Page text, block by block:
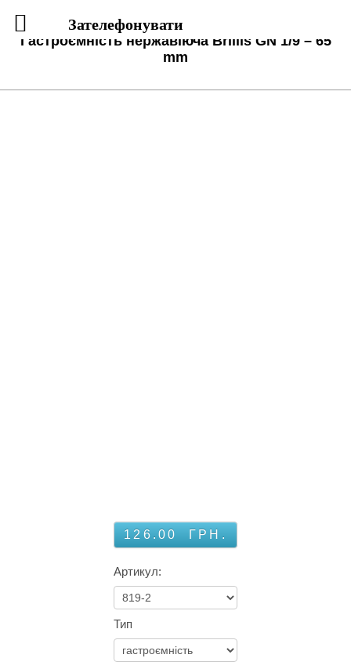
Гастроємність нержавіюча Brillis GN 1/9 – 65
mm
126.00 ГРН.
Артикул:
Тип
Зателефонувати